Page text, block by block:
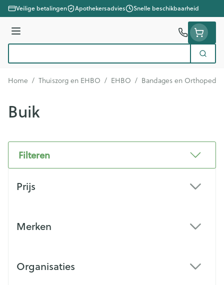
Ga naar de inhoud
Veilige betalingen Apothekersadvies Snelle beschikbaarheid
Menu
Zoek
Home / Thuiszorg en EHBO / EHBO / Bandages en
Buik
Filteren
Prijs
Merken
Organisaties